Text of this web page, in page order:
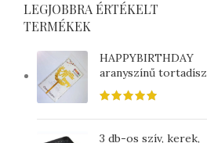
LEGJOBBRA ÉRTÉKELT
TERMÉKEK
HAPPYBIRTHDAY
aranyszínű tortadísz
3 db-os szív, kerek,